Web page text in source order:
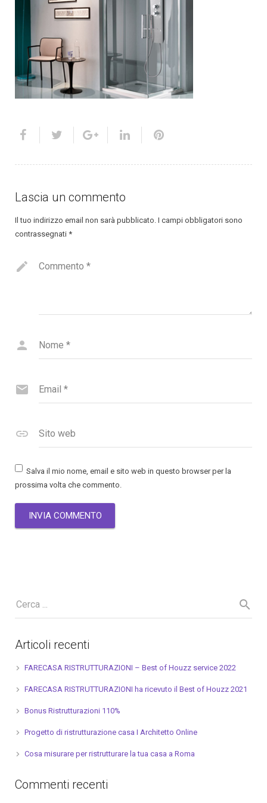
Lascia un commento
Il tuo indirizzo email non sarà pubblicato. I campi obbligatori sono
contrassegnati *
Commento *
Nome *
Email *
Sito web
Salva il mio nome, email e sito web in questo browser per la
prossima volta che commento.
Articoli recenti
FARECASA RISTRUTTURAZIONI – Best of Houzz service 2022
FARECASA RISTRUTTURAZIONI ha ricevuto il Best of Houzz 2021
Bonus Ristrutturazioni 110%
Progetto di ristrutturazione casa I Architetto Online
Cosa misurare per ristrutturare la tua casa a Roma
Commenti recenti